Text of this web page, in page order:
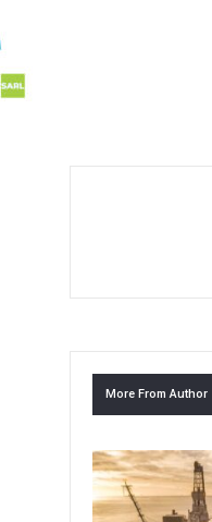
More From Author